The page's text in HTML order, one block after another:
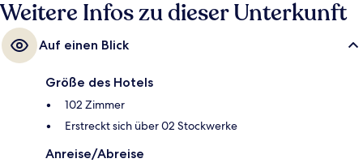
Weitere Infos zu dieser Unterkunft
Auf einen Blick
Größe des Hotels
102 Zimmer
Erstreckt sich über 02 Stockwerke
Anreise/Abreise